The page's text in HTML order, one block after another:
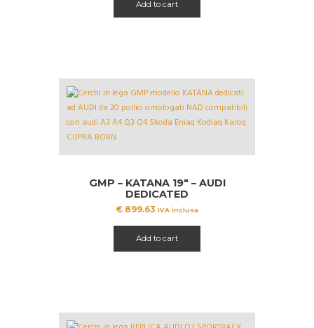
era:
€ 1419.99.€ 1150.00.
Add to cart
GMP – KATANA 19″ – AUDI
DEDICATED
€ 899.63 IVA inclusa
Add to cart